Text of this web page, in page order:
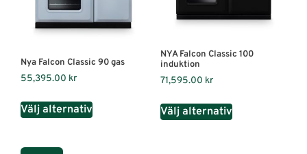
Nya Falcon Classic 90 gas
55,395.00 kr
Välj alternativ
NYA Falcon Classic 100
induktion
71,595.00 kr
Välj alternativ